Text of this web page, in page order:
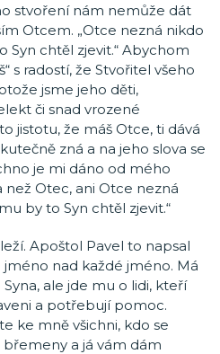
stvoření nám nemůže dát
Otcem. „Otce nezná nikdo
Syn chtěl zjevit.“ Abychom
s radostí, že Stvořitel všeho
jsme jeho děti,
či snad vrozené
jistotu, že máš Otce, ti dává
zná a na jeho slova se
je mi dáno od mého
než Otec, ani Otce nezná
by to Syn chtěl zjevit.“
Apoštol Pavel to napsal
nad každé jméno. Má
ale jde mu o lidi, kteří
a potřebují pomoc.
ke mně všichni, kdo se
a já vám dám